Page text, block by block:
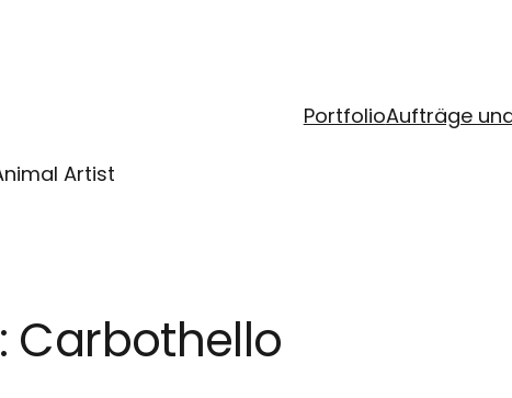
Artist
PortfolioAufträge
Carbothello